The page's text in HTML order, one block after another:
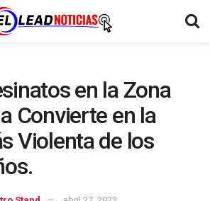
en la Zona
Convierte en la
Violenta de los